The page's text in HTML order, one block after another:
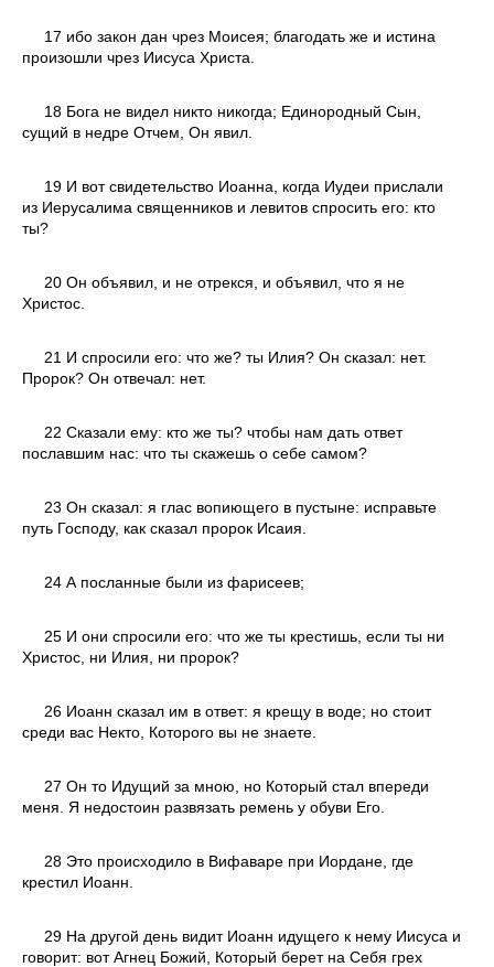
17 ибо закон дан чрез Моисея; благодать же и истина
произошли чрез Иисуса Христа.
18 Бога не видел никто никогда; Единородный Сын,
сущий в недре Отчем, Он явил.
19 И вот свидетельство Иоанна, когда Иудеи прислали
из Иерусалима священников и левитов спросить его: кто
ты?
20 Он объявил, и не отрекся, и объявил, что я не
Христос.
21 И спросили его: что же? ты Илия? Он сказал: нет.
Пророк? Он отвечал: нет.
22 Сказали ему: кто же ты? чтобы нам дать ответ
пославшим нас: что ты скажешь о себе самом?
23 Он сказал: я глас вопиющего в пустыне: исправьте
путь Господу, как сказал пророк Исаия.
24 А посланные были из фарисеев;
25 И они спросили его: что же ты крестишь, если ты ни
Христос, ни Илия, ни пророк?
26 Иоанн сказал им в ответ: я крещу в воде; но стоит
среди вас Некто, Которого вы не знаете.
27 Он то Идущий за мною, но Который стал впереди
меня. Я недостоин развязать ремень у обуви Его.
28 Это происходило в Вифаваре при Иордане, где
крестил Иоанн.
29 На другой день видит Иоанн идущего к нему Иисуса и
говорит: вот Агнец Божий, Который берет на Себя грех